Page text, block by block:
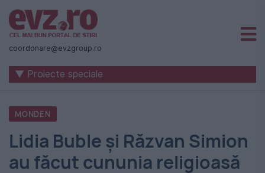
Știri
naționale
internaționale
România
-
Evenimentul
coordonare@evzgroup.ro
▼ Proiecte speciale
MONDEN
Lidia Buble și Răzvan Simion
au făcut cununia religioasă